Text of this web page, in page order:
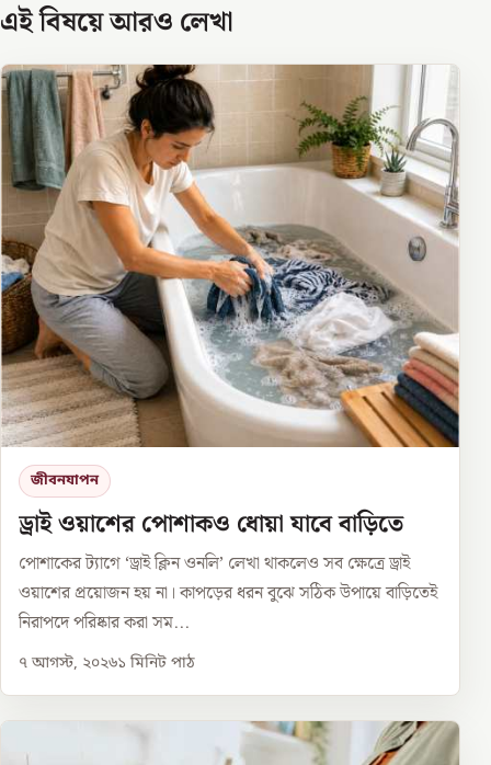
এই বিষয়ে আরও লেখা
জীবনযাপন
ড্রাই ওয়াশের পোশাকও ধোয়া যাবে বাড়িতে
পোশাকের ট্যাগে ‘ড্রাই ক্লিন ওনলি’ লেখা থাকলেও সব ক্ষেত্রে ড্রাই
ওয়াশের প্রয়োজন হয় না। কাপড়ের ধরন বুঝে সঠিক উপায়ে বাড়িতেই
নিরাপদে পরিষ্কার করা সম...
৭ আগস্ট, ২০২৬১ মিনিট পাঠ